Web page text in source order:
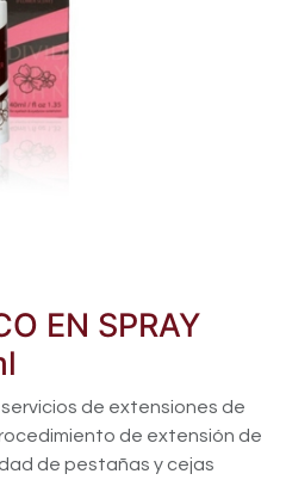
EN SPRAY
de extensiones de
de extensión de
de pestañas y cejas